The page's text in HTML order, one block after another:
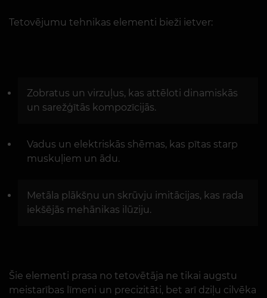
Tetovējumu tehnikas elementi bieži ietver:
Zobratus un virzuļus, kas attēloti dinamiskās
un sarežģītās kompozīcijās.
Vadus un elektriskās shēmas, kas pītas starp
muskuļiem un ādu.
Metāla plākšņu un skrūvju imitācijas, kas rada
iekšējās mehānikas ilūziju.
Šie elementi prasa no tetovētāja ne tikai augstu
meistarības līmeni un precizitāti, bet arī dziļu cilvēka